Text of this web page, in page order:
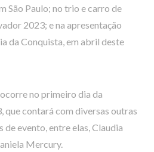
São Paulo; no trio e carro de
2023; e na apresentação
da Conquista, em abril deste
no primeiro dia da
que contará com diversas outras
evento, entre elas, Claudia
Mercury.